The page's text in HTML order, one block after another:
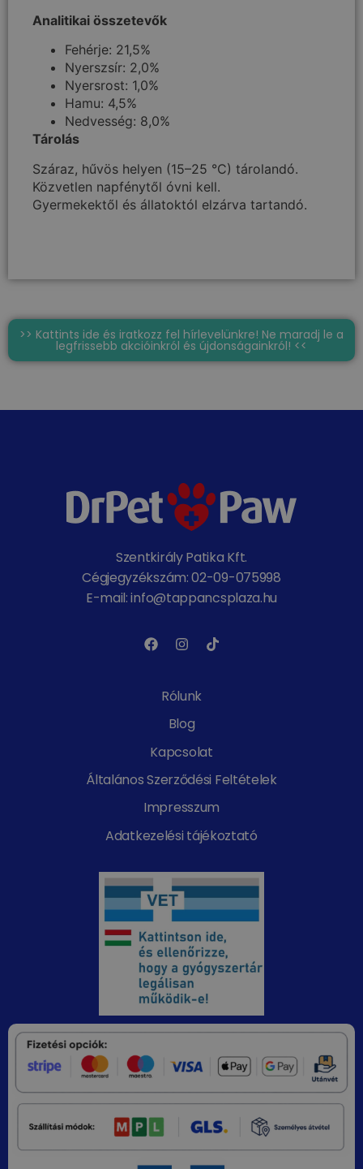
Analitikai összetevők
Fehérje: 21,5%
Nyerszsír: 2,0%
Nyersrost: 1,0%
Hamu: 4,5%
Nedvesség: 8,0%
Tárolás
Száraz, hűvös helyen (15–25 °C) tárolandó.
Közvetlen napfénytől óvni kell.
Gyermekektől és állatoktól elzárva tartandó.
>> Kattints ide és iratkozz fel hírlevelünkre! Ne maradj le a
legfrissebb akcióinkról és újdonságainkról! <<
Szentkirály Patika Kft.
Cégjegyzékszám: 02-09-075998
E-mail: info@tappancsplaza.hu
Rólunk
Blog
Kapcsolat
Általános Szerződési Feltételek
Impresszum
Adatkezelési tájékoztató